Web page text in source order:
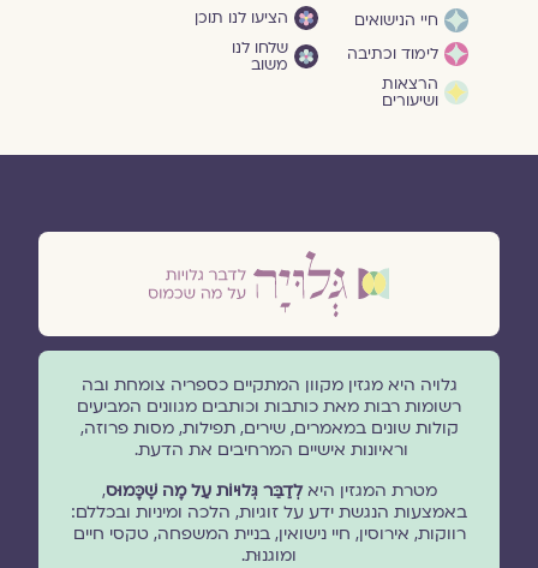
חיי הנישואים
לימוד וכתיבה
הרצאות
ושיעורים
הציעו לנו תוכן
שלחו לנו
משוב
גלויה היא מגזין מקוון המתקיים כספריה צומחת ובה
רשומות רבות מאת כותבות וכותבים מגוונים המביעים
קולות שונים במאמרים, שירים, תפילות, מסות פרוזה,
וראיונות אישיים המרחיבים את הדעת.
מטרת המגזין היאלְדַבֵּר גְּלוּיוֹת עַל מָה שֶׁכָּמוּס,
באמצעות הנגשת ידע על זוגיות, הלכה ומיניות ובכללם:
רווקות, אירוסין, חיי נישואין, בניית המשפחה, טקסי חיים
ומוגנוּת.